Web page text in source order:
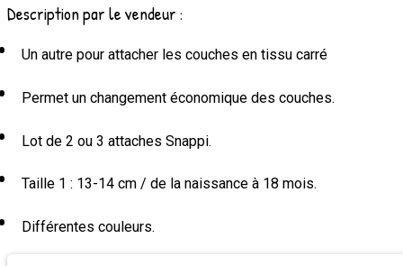
Description par le vendeur :
Un autre pour attacher les couches en tissu carré
Permet un changement économique des couches.
Lot de 2 ou 3 attaches Snappi.
Taille 1 : 13-14 cm / de la naissance à 18 mois.
Différentes couleurs.